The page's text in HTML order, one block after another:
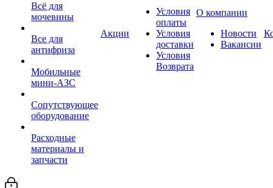
Всё для
мочевины
Все для
антифриза
Мобильные
мини-АЗС
Сопутствующее
оборудование
Расходные
материалы и
запчасти
Акции
Условия
оплаты
Условия
доставки
Условия
Возврата
О компании
Новости
Вакансии